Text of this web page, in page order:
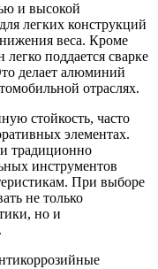
и высокой
легких конструкций
веса. Кроме
поддается сварке
делает алюминий
отраслях.
стойкость, часто
элементах.
традиционно
инструментов
При выборе
не только
но и